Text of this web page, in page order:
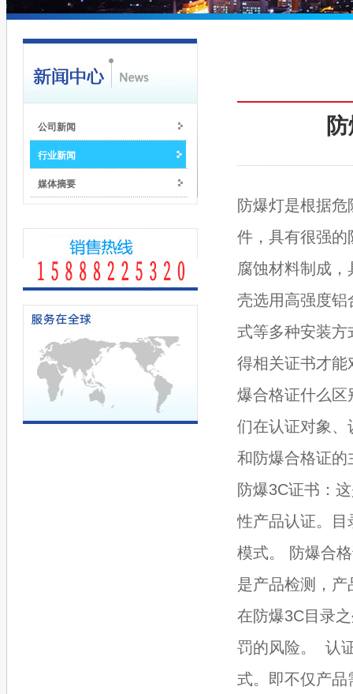
公司新闻
行业新闻
媒体摘要
防爆灯是根据
件，具有很强的
腐蚀材料制成
壳选用高强度铝
式等多种安装
得相关证书才能
爆合格证什么区
们在认证对象、
和防爆合格证
防爆3C证书‌：
性产品认证。目
模式‌。 ‌防爆合
是产品检测，
在防爆3C目录
罚的风险‌。 ‌ 认
式。即不仅产品